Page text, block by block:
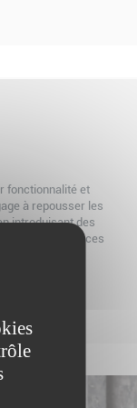
fonctionnalité et
à repousser les
introduisant des
manière dont ces